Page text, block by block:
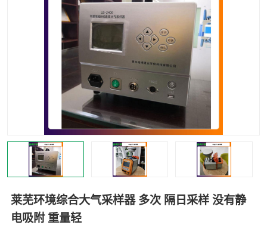
莱芜环境综合大气采样器 多次 隔日采样 没有静
电吸附 重量轻
实验室仪器 LB-8110降水降尘采样器
便携式水质采样器 LB-7035油气回收
便携式超声波明渠流量计 大气环境采样器
LB-4200高锰酸盐指数仪 LB-62便携式烟气分析仪
烟尘烟气设备 大气采样器
粉尘设备
新宇宙仪器